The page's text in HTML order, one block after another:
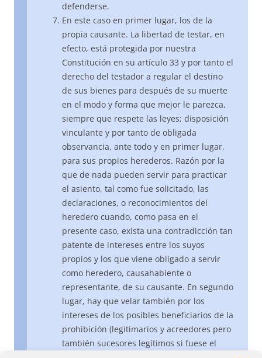
defenderse.
En este caso en primer lugar, los de la
propia causante. La libertad de testar, en
efecto, está protegida por nuestra
Constitución en su artículo 33 y por tanto el
derecho del testador a regular el destino
de sus bienes para después de su muerte
en el modo y forma que mejor le parezca,
siempre que respete las leyes; disposición
vinculante y por tanto de obligada
observancia, ante todo y en primer lugar,
para sus propios herederos. Razón por la
que de nada pueden servir para practicar
el asiento, tal como fue solicitado, las
declaraciones, o reconocimientos del
heredero cuando, como pasa en el
presente caso, exista una contradicción tan
patente de intereses entre los suyos
propios y los que viene obligado a servir
como heredero, causahabiente o
representante, de su causante. En segundo
lugar, hay que velar también por los
intereses de los posibles beneficiarios de la
prohibición (legitimarios y acreedores pero
también sucesores legítimos si fuese el